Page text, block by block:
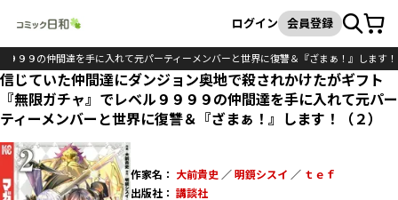
検索
ログイン 会員登録カート
９９の仲間達を手に入れて元パーティーメンバーと世界に復讐＆『ざまぁ！』します！
信じていた仲間達にダンジョン奥地で殺されかけたがギフト
『無限ガチャ』でレベル９９９９の仲間達を手に入れて元パー
ティーメンバーと世界に復讐＆『ざまぁ！』します！（２）
作家名： 大前貴史／ 明鏡シスイ ／ ｔｅｆ
出版社： 講談社